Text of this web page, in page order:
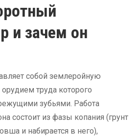
и зачем он
собой землеройную
труда которого
зубьями. Работа
состоит из фазы копания (грунт
и набирается в него),